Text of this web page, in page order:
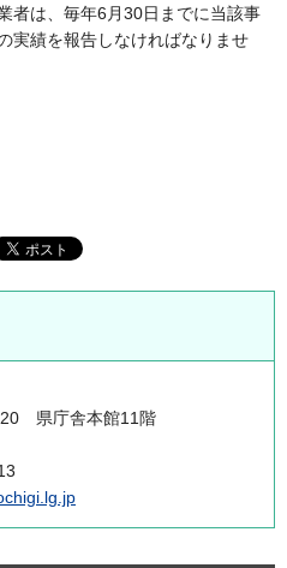
者は、毎年6月30日までに当該事
実績を報告しなければなりませ
20 県庁舎本館11階